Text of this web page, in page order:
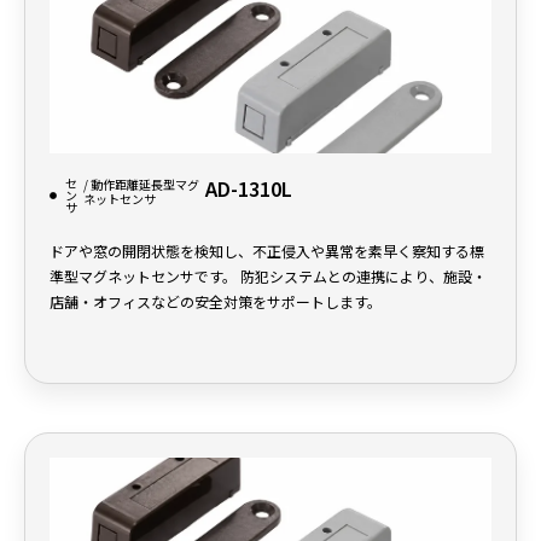
セ
ン
サ
/ 動作距離延長型マグ
ネットセンサ
AD-1310L
ドアや窓の開閉状態を検知し、不正侵入や異常を素早く察知する標
準型マグネットセンサです。 防犯システムとの連携により、施設・
店舗・オフィスなどの安全対策をサポートします。